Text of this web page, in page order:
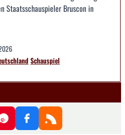
Staatsschauspieler Bruscon in
Schauspiel